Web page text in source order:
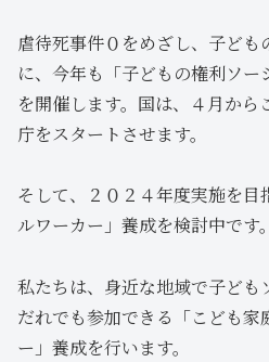
虐待死事件０をめざし、子ど
に、今年も「子どもの権利ソー
を開催します。国は、４月か
庁をスタートさせます。
そして、２０２４年度実施を目
ルワーカー」養成を検討中です。
私たちは、身近な地域で子ども
だれでも参加できる「こども家
ー」養成を行います。